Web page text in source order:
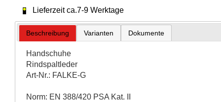
Lieferzeit ca.7-9 Werktage
Beschreibung Varianten Dokumente
Handschuhe
Rindspaltleder
Art-Nr.: FALKE-G
Norm: EN 388/420 PSA Kat. II